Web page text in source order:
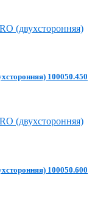
100050.450
100050.600